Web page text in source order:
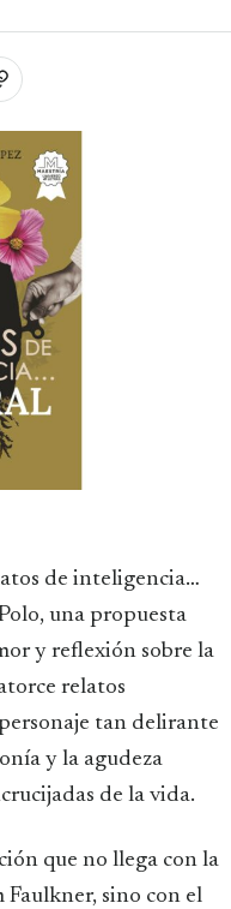
una propuesta
y reflexión sobre la
relatos
tan delirante
y la agudeza
de la vida.
que no llega con la
sino con el